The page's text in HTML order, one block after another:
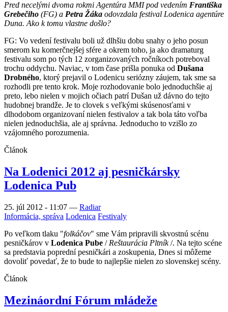
Pred necelými dvoma rokmi Agentúra MMI pod vedením Františka
Grebečiho (FG) a Petra Žáka odovzdala festival Lodenica agentúre
Duna. Ako k tomu vlastne došlo?
FG: Vo vedení festivalu boli už dlhšiu dobu snahy o jeho posun
smerom ku komerčnejšej sfére a okrem toho, ja ako dramaturg
festivalu som po tých 12 zorganizovaných ročníkoch potreboval
trochu oddychu. Naviac, v tom čase prišla ponuka od Dušana
Drobného, ktorý prejavil o Lodenicu seriózny záujem, tak sme sa
rozhodli pre tento krok. Moje rozhodovanie bolo jednoduchšie aj
preto, lebo nielen v mojich očiach patrí Dušan už dávno do tejto
hudobnej brandže. Je to clovek s veľkými skúsenosťami v
dlhodobom organizovaní nielen festivalov a tak bola táto voľba
nielen jednoduchšia, ale aj správna. Jednoducho to vzišlo zo
vzájomného porozumenia.
Článok
Na Lodenici 2012 aj pesničkársky
Lodenica Pub
25. júl 2012 - 11:07 — Radiar
Informácia, správa Lodenica Festivaly
Po veľkom tlaku "folkáčov" sme Vám pripravili skvostnú scénu
pesničkárov v Lodenica Pube / Reštaurácia Pltník/. Na tejto scéne
sa predstavia poprední pesničkári a zoskupenia, Dnes si môžeme
dovoliť povedať, že to bude to najlepšie nielen zo slovenskej scény.
Článok
Mezináordní Fórum mládeže